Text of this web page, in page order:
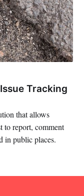
Tracking
that allows
to report, comment
in public places.